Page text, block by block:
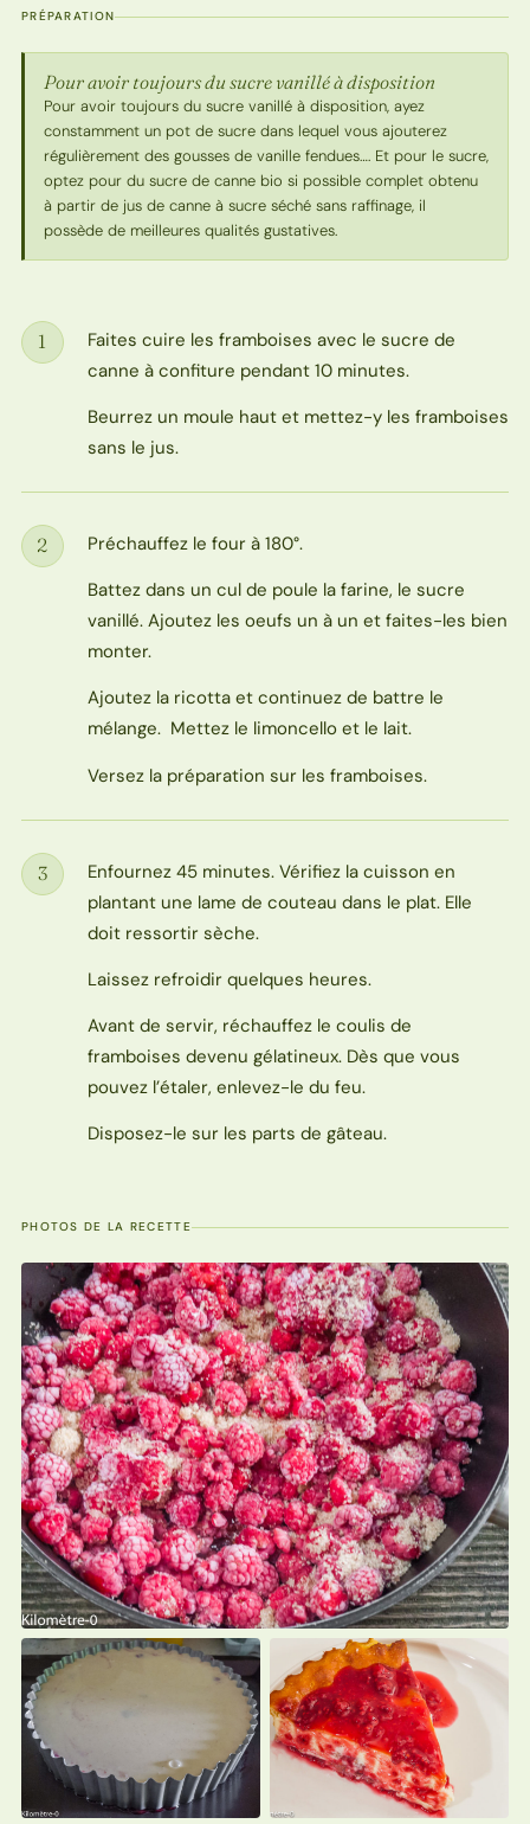
PRÉPARATION
Pour avoir toujours du sucre vanillé à disposition
Pour avoir toujours du sucre vanillé à disposition, ayez
constamment un pot de sucre dans lequel vous ajouterez
régulièrement des gousses de vanille fendues…. Et pour le sucre,
optez pour du sucre de canne bio si possible complet obtenu
à partir de jus de canne à sucre séché sans raffinage, il
possède de meilleures qualités gustatives.
Étape
1
Faites cuire les framboises avec le sucre de
canne à confiture pendant 10 minutes.
Beurrez un moule haut et mettez-y les framboises
sans le jus.
Étape
2
Préchauffez le four à 180°.
Battez dans un cul de poule la farine, le sucre
vanillé. Ajoutez les oeufs un à un et faites-les bien
monter.
Ajoutez la ricotta et continuez de battre le
mélange. Mettez le limoncello et le lait.
Versez la préparation sur les framboises.
Étape
3
Enfournez 45 minutes. Vérifiez la cuisson en
plantant une lame de couteau dans le plat. Elle
doit ressortir sèche.
Laissez refroidir quelques heures.
Avant de servir, réchauffez le coulis de
framboises devenu gélatineux. Dès que vous
pouvez l’étaler, enlevez-le du feu.
Disposez-le sur les parts de gâteau.
PHOTOS DE LA RECETTE